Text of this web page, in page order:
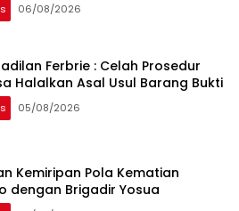
06/08/2026
Ferbrie : Celah Prosedur
Halalkan Asal Usul Barang Bukti
05/08/2026
Kemiripan Pola Kematian
dengan Brigadir Yosua